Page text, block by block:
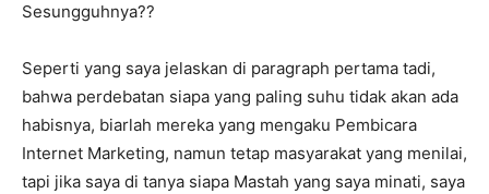
Sesungguhnya??
Seperti yang saya jelaskan di paragraph pertama tadi,
bahwa perdebatan siapa yang paling suhu tidak akan ada
habisnya, biarlah mereka yang mengaku Pembicara
Internet Marketing, namun tetap masyarakat yang menilai,
tapi jika saya di tanya siapa Mastah yang saya minati, saya